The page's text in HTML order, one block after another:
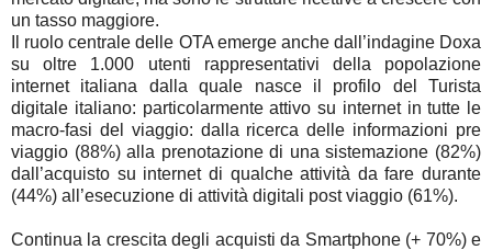
un tasso maggiore.
Il ruolo centrale delle OTA emerge anche dall’indagine Doxa
su oltre 1.000 utenti rappresentativi della popolazione
internet italiana dalla quale nasce il profilo del Turista
digitale italiano: particolarmente attivo su internet in tutte le
macro-fasi del viaggio: dalla ricerca delle informazioni pre
viaggio (88%) alla prenotazione di una sistemazione (82%)
dall’acquisto su internet di qualche attività da fare durante
(44%) all’esecuzione di attività digitali post viaggio (61%).
Continua la crescita degli acquisti da Smartphone (+ 70%) e